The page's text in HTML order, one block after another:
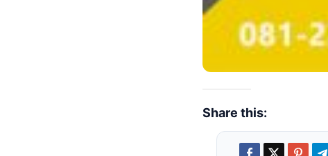
Share this: